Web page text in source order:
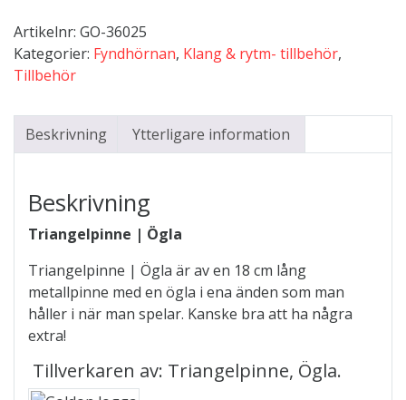
mängd
Artikelnr: GO-36025
Kategorier: Fyndhörnan, Klang & rytm- tillbehör,
Tillbehör
Beskrivning Ytterligare information
Beskrivning
Triangelpinne | Ögla
Triangelpinne | Ögla är av en 18 cm lång
metallpinne med en ögla i ena änden som man
håller i när man spelar. Kanske bra att ha några
extra!
Tillverkaren av: Triangelpinne, Ögla.